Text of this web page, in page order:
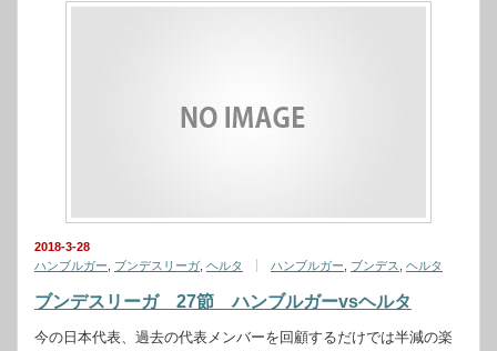
2018-3-28
ハンブルガー
ブンデスリーガ ヘルタ ハンブルガー ブンデス ヘルタ
ブンデスリーガ 27節 ハンブルガーvsヘルタ
今の日本代表、過去の代表メンバーを回顧するだけでは半減の楽